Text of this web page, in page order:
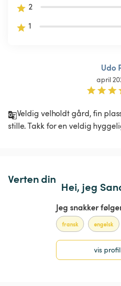
2
1
Udo
april
Veldig velholdt gård, fin
stille. Takk for en veldig
Verten din
Hei, jeg
Jeg snakker
fransk engelsk
vis profil